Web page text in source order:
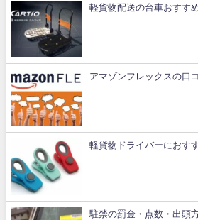
軽貨物配送の台車おすす
アマゾンフレックスの口
軽貨物ドライバーにおす
駐禁の罰金・点数・出頭